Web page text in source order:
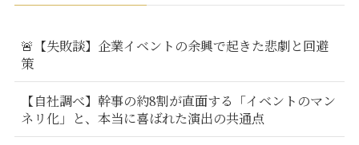
🚨【失敗談】企業イベントの余興で起きた悲劇と回避
策
【自社調べ】幹事の約8割が直面する「イベントのマン
ネリ化」と、本当に喜ばれた演出の共通点